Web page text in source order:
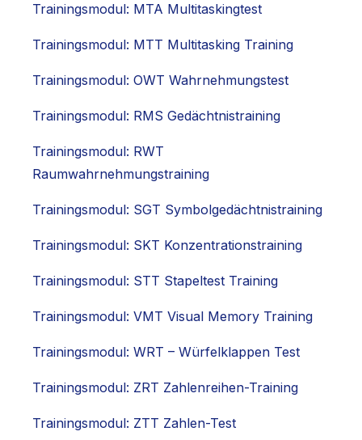
Trainingsmodul: MTA Multitaskingtest
Trainingsmodul: MTT Multitasking Training
Trainingsmodul: OWT Wahrnehmungstest
Trainingsmodul: RMS Gedächtnistraining
Trainingsmodul: RWT
Raumwahrnehmungstraining
Trainingsmodul: SGT Symbolgedächtnistraining
Trainingsmodul: SKT Konzentrationstraining
Trainingsmodul: STT Stapeltest Training
Trainingsmodul: VMT Visual Memory Training
Trainingsmodul: WRT – Würfelklappen Test
Trainingsmodul: ZRT Zahlenreihen-Training
Trainingsmodul: ZTT Zahlen-Test